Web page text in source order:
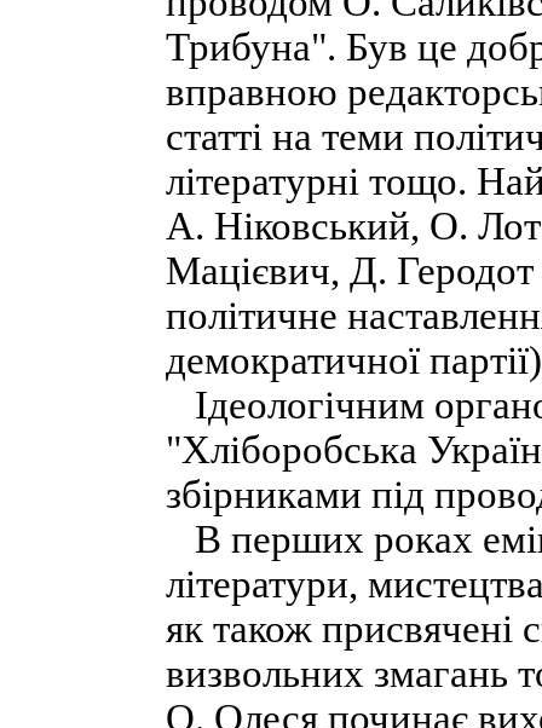
Трибуна". Був це
вправною
статті на теми
літературні тощо.
А. Ніковський, О.
Мацієвич, Д. Геродот
політичне
демократичної
Ідеологічним
"Хліборобська
збірниками під
В перших роках
літератури,
як також присвячені
визвольних змагань
О. Олеся починає